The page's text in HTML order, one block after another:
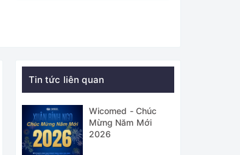
Tin tức liên quan
Wicomed - Chúc
Mừng Năm Mới
2026